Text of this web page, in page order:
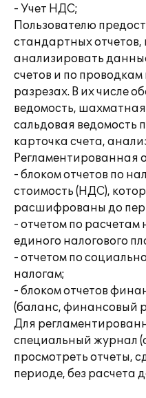
- Учет НДС;
Пользователю
стандартных отчетов,
анализировать
счетов и по
разрезах. В их числе
ведомость,
сальдовая ведомость
карточка счета,
Регламентированная
- блоком отчетов по
стоимость (НДС),
расшифрованы до
- отчетом по расчетам
единого налогового
- отчетом по
налогам;
- блоком отчетов
(баланс, финансовый
Для
специальный журнал
просмотреть отчеты,
периоде, без расчета